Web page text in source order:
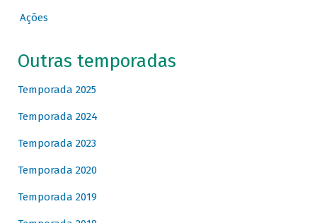
Ações
Outras temporadas
Temporada 2025
Temporada 2024
Temporada 2023
Temporada 2020
Temporada 2019